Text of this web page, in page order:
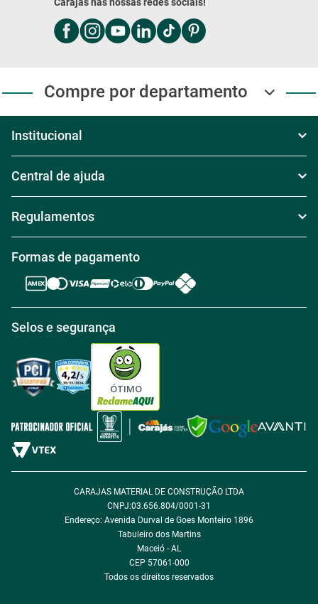
Compre por departamento
Institucional
Televendas
Nossas Lojas
Trabalhe conosco
Central de atendimento
Central de ajuda
Política de Troca
Política de Reembolso
Política de Entrega
Política de Privacidade
Política de Cookie
Política de Desconto
Fale com encarregado de dados
Regulamentos
Regras de Desconto
Regulamento Aniversário Premiado
Formas de pagamento
Selos e segurança
ÓTIMO
CARAJAS MATERIAL DE CONSTRUÇÃO LTDA
CNPJ:03.656.804/0001-31
Endereço: Avenida Durval de Goes Monteiro 1896
Tabuleiro dos Martins
Maceió - AL
CEP 57061-000
Todos os direitos reservados